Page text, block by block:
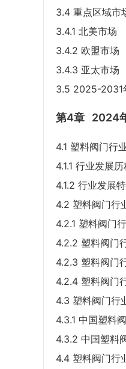
3.4 重点区域市
3.4.1 北美市场
3.4.2 欧盟市场
3.4.3 亚太市场
3.5 2025-2031
第4章 2024
4.1 塑料阀门行
4.1.1 行业发展
4.1.2 行业发展
4.2 塑料阀门行
4.2.1 塑料阀门
4.2.2 塑料阀门
4.2.3 塑料阀门
4.2.4 塑料阀门
4.3 塑料阀门行
4.3.1 中国塑料
4.3.2 中国塑料
4.4 塑料阀门行